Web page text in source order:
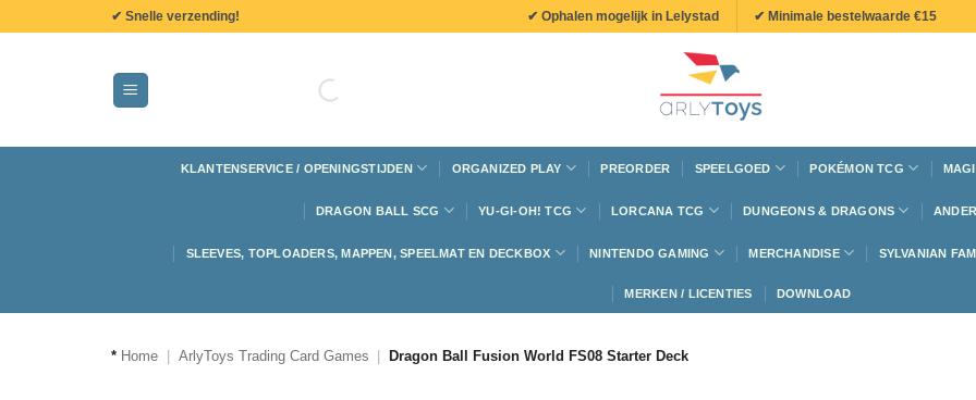
✔ Snelle verzending! ✔ Ophalen mogelijk in Lelystad ✔ Minimale bestelwaarde €15
KLANTENSERVICE / OPENINGSTIJDEN ORGANIZED PLAY PREORDER SPEELGOED POKÉMON TCG
DRAGON BALL SCG YU-GI-OH! TCG LORCANA TCG DUNGEONS & DRAGONS
SLEEVES, TOPLOADERS, MAPPEN, SPEELMAT EN DECKBOX NINTENDO GAMING MERCHANDISE SYLVANIAN
MERKEN / LICENTIES DOWNLOAD
* Home ArlyToys Trading Card Games Dragon Ball Fusion World FS08 Starter Deck